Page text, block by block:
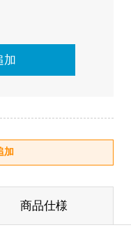
商品仕様